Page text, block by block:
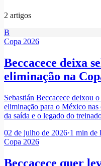
2 artigos
B
Copa 2026
Beccacece deixa
eliminação na
Sebastián Beccacece deixou
eliminação para o México nas
da saída e o legado do
02 de julho de 2026·1 min de
Copa 2026
Beccacece quer